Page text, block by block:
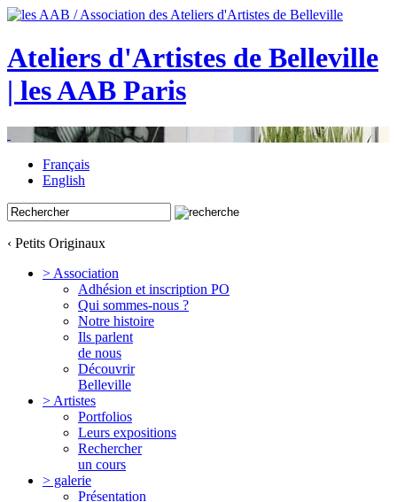
Ateliers d'Artistes de Belleville
| les AAB Paris
Français
English
‹ Petits Originaux
> Association
Adhésion et inscription PO
Qui sommes-nous ?
Notre histoire
Ils parlent
de nous
Découvrir
Belleville
> Artistes
Portfolios
Leurs expositions
Rechercher
un cours
> galerie
Présentation